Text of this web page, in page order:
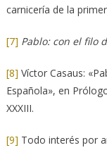
carnicería de la
[7] Pablo: con el filo
[8] Víctor Casaus:
Española», en
XXXIII.
[9] Todo interés por